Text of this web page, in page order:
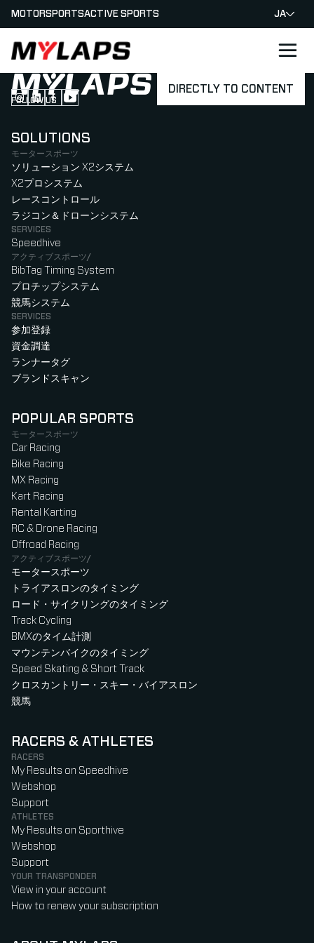
DIRECTLY TO CONTENT
LOGO MYLAPS - JAPAN
MOTORSPORTSACTIVE SPORTS JA
FOLLOW US
Follow us on Instagram (Opens in new tab)
Follow us on LinkedIn (Opens in new tab)
Follow us on Facebook (Opens in new tab)
Follow us on YouTube (Opens in new tab)
SOLUTIONS
モータースポーツ
ソリューション X2システム
X2プロシステム
レースコントロール
ラジコン＆ドローンシステム
SERVICES
Speedhive
アクティブスポーツ/
BibTag Timing System
プロチップシステム
競馬システム
SERVICES
参加登録
資金調達
ランナータグ
ブランドスキャン
POPULAR SPORTS
モータースポーツ
Car Racing
Bike Racing
MX Racing
Kart Racing
Rental Karting
RC & Drone Racing
Offroad Racing
アクティブスポーツ/
モータースポーツ
トライアスロンのタイミング
ロード・サイクリングのタイミング
Track Cycling
BMXのタイム計測
マウンテンバイクのタイミング
Speed Skating & Short Track
クロスカントリー・スキー・バイアスロン
競馬
RACERS & ATHLETES
RACERS
My Results on Speedhive
Webshop
Support
ATHLETES
My Results on Sporthive
Webshop
Support
YOUR TRANSPONDER
View in your account
How to renew your subscription